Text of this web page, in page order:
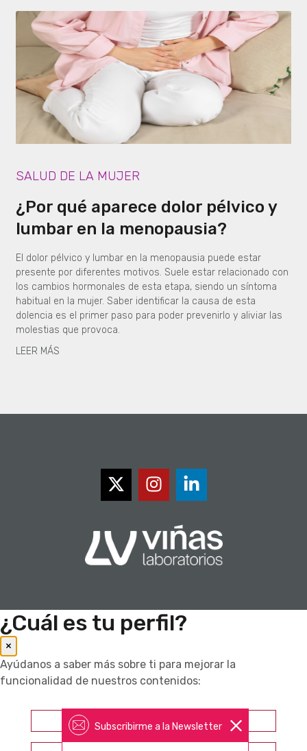
SALUD DE LA MUJER
¿Por qué aparece dolor pélvico y
lumbar en la menopausia?
El dolor pélvico y lumbar en la menopausia puede estar
presente por diferentes motivos. Suele estar relacionado con
los cambios hormonales de esta etapa, siendo un síntoma
habitual en la mujer. Saber identificar la causa de esta
dolencia es el primer paso para poder prevenirlo y aliviar las
molestias que provoca.
LEER MÁS
Subscribirme a la Newsletter
¿Cuál es tu perfil?
×
Ayúdanos a saber más sobre ti para mejorar la
funcionalidad de nuestros contenidos:
Farmacéutico